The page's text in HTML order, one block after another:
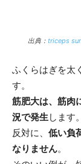
出典： triceps
ふくらはぎを太
す。
筋肥大は、筋肉
況で発生 します。
反対に、 低い負
なりません。